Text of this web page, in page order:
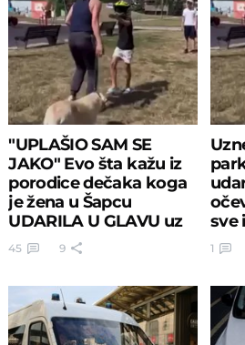
"UPLAŠIO SAM SE
JAKO" Evo šta kažu iz
porodice dečaka koga
je žena u Šapcu
UDARILA U GLAVU uz
pretnje i uvrede
45 9
sve
1